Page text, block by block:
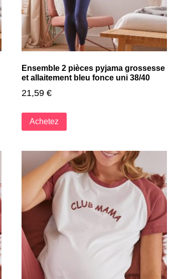
Ensemble 2 pièces pyjama grossesse
et allaitement bleu fonce uni 38/40
21,59 €
Achetez